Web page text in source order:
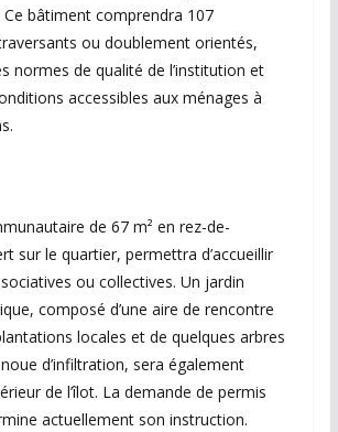
bâtiment comprendra 107
ou doublement orientés,
normes de qualité de l’institution et
accessibles aux ménages à
de 67 m² en rez-de-
sur le quartier, permettra d’accueillir
ou collectives. Un jardin
composé d’une aire de rencontre
locales et de quelques arbres
noue d’infiltration, sera également
de l’îlot. La demande de permis
actuellement son instruction.